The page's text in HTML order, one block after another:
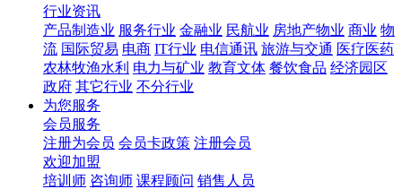
行业资讯
产品制造业 服务行业 金融业 民航业 房地产物业 商业 物
流 国际贸易 电商 IT行业 电信通讯 旅游与交通 医疗医药
农林牧渔水利 电力与矿业 教育文体 餐饮食品 经济园区
政府 其它行业 不分行业
为您服务
会员服务
注册为会员 会员卡政策 注册会员
欢迎加盟
培训师 咨询师 课程顾问 销售人员